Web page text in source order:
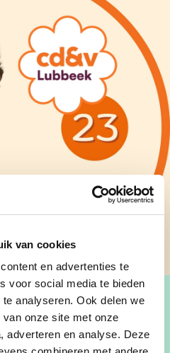
van cookies
en advertenties te
voor social media te bieden
analyseren. Ook delen we
onze site met onze
adverteren en analyse. Deze